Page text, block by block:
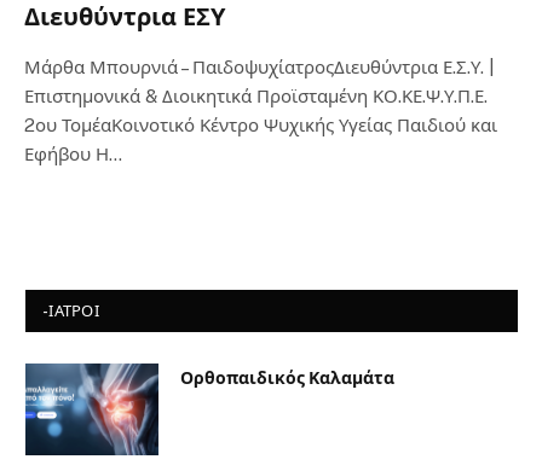
Διευθύντρια ΕΣΥ
Μάρθα Μπουρνιά – ΠαιδοψυχίατροςΔιευθύντρια Ε.Σ.Υ. |
Επιστημονικά & Διοικητικά Προϊσταμένη ΚΟ.ΚΕ.Ψ.Υ.Π.Ε.
2ου ΤομέαΚοινοτικό Κέντρο Ψυχικής Υγείας Παιδιού και
Εφήβου Η…
-ΙΑΤΡΟΙ
Ορθοπαιδικός Καλαμάτα